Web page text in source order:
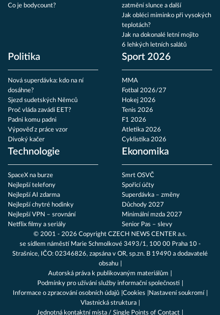
Co je bodycount?
zatmění slunce a další
Jak obléci miminko při vysokých
teplotách?
Jak na dokonalé letní mojito
6 lehkých letních salátů
Politika
Nová superdávka: kdo na ní
dosáhne?
Sjezd sudetských Němců
Proč vláda zavádí EET?
Padni komu padni
Výpověď z práce vzor
Divoký kačer
Sport 2026
MMA
Fotbal 2026/27
Hokej 2026
Tenis 2026
F1 2026
Atletika 2026
Cyklistika 2026
Technologie
SpaceX na burze
Nejlepší telefony
Nejlepší AI zdarma
Nejlepší chytré hodinky
Nejlepší VPN – srovnání
Netflix filmy a seriály
Ekonomika
Smrt OSVČ
Spořicí účty
Superdávka – změny
Důchody 2027
Minimální mzda 2027
Senior Pas – slevy
© 2001 - 2026 Copyright CZECH NEWS CENTER a.s.
se sídlem náměstí Marie Schmolkové 3493/1, 100 00 Praha 10 -
Strašnice, IČO: 02346826, zapsána v OR, sp.zn. B 19490 a dodavatelé
obsahu
Autorská práva k publikovaným materiálům
Podmínky pro užívání služby informační společnosti
Informace o zpracování osobních údajů Cookies
Nastavení soukromí
Vlastnická struktura
Jednotná kontaktní místa / Single Points of Contact